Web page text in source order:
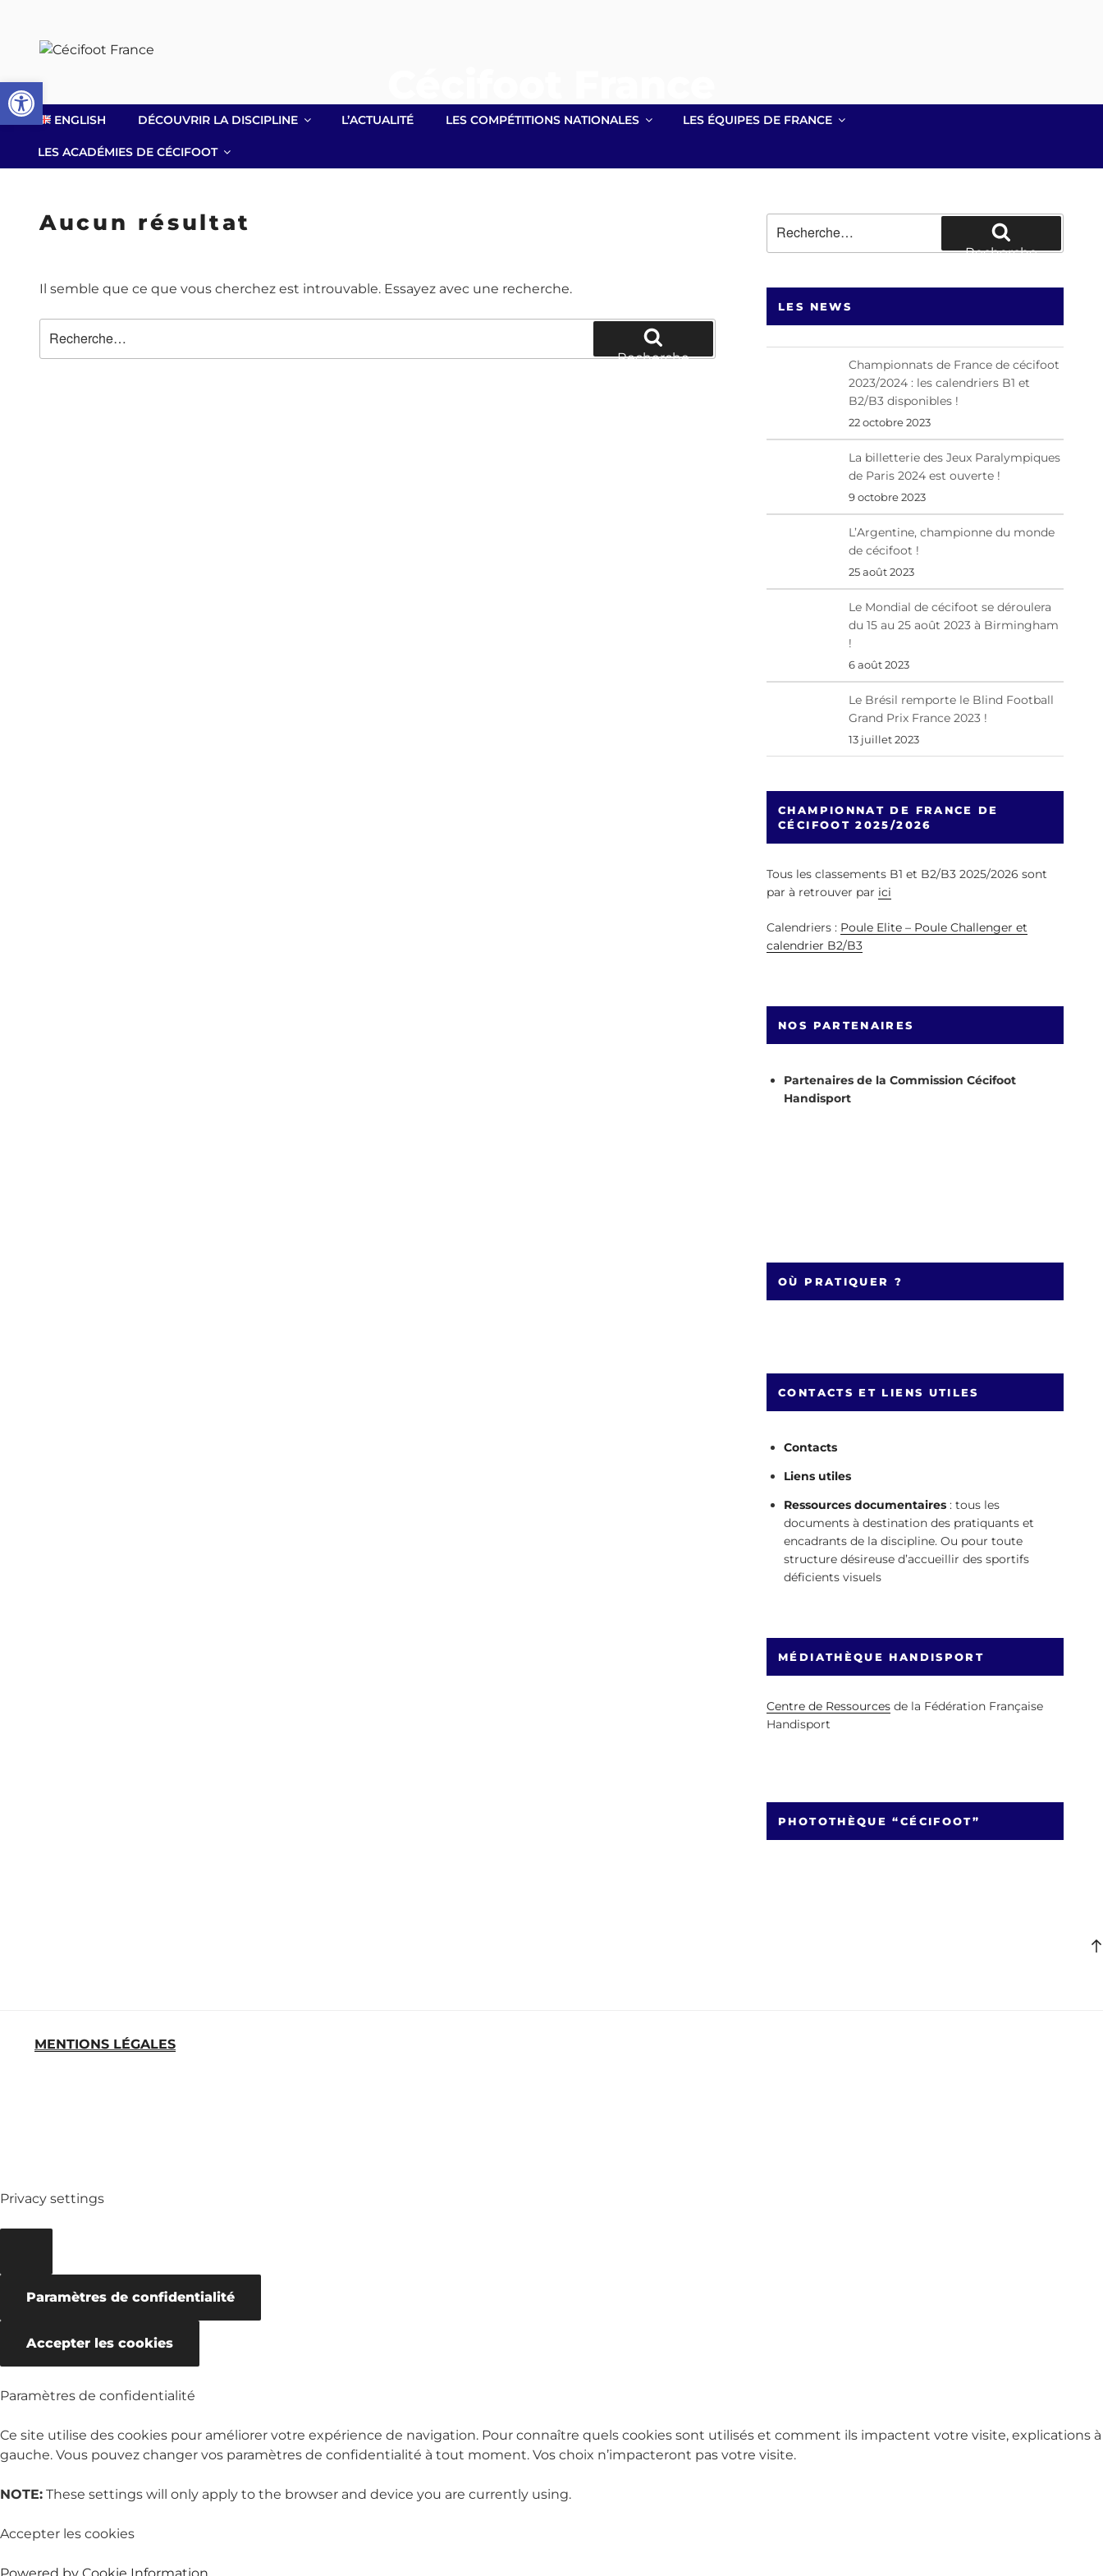
contenu
Site officiel lié à la Fédération Française Handisport
ENGLISH DÉCOUVRIR LA DISCIPLINE L’ACTUALITÉ LES COMPÉTITIONS NATIONALES LES ÉQUIPES DE FRANCE
LES ACADÉMIES DE CÉCIFOOT
Aucun résultat
Il semble que ce que vous cherchez est introuvable. Essayez avec une recherche.
pour
Recherche
pour
:
Recherche
LES NEWS
Championnats de France de cécifoot
2023/2024 : les calendriers B1 et
B2/B3 disponibles !
22 octobre 2023
La billetterie des Jeux Paralympiques
de Paris 2024 est ouverte !
9 octobre 2023
L’Argentine, championne du monde
de cécifoot !
25 août 2023
Le Mondial de cécifoot se déroulera
du 15 au 25 août 2023 à Birmingham
!
6 août 2023
Le Brésil remporte le Blind Football
Grand Prix France 2023 !
13 juillet 2023
CHAMPIONNAT DE FRANCE DE
CÉCIFOOT 2025/2026
Tous les classements B1 et B2/B3 2025/2026 sont
par à retrouver par ici
Calendriers : Poule Elite – Poule Challenger et
calendrier B2/B3
NOS PARTENAIRES
Partenaires de la Commission Cécifoot
Handisport
OÙ PRATIQUER ?
CONTACTS ET LIENS UTILES
Contacts
Liens utiles
Ressources documentaires : tous les
documents à destination des pratiquants et
encadrants de la discipline. Ou pour toute
structure désireuse d’accueillir des sportifs
déficients visuels
MÉDIATHÈQUE HANDISPORT
Centre de Ressources de la Fédération Française
Handisport
PHOTOTHÈQUE “CÉCIFOOT”
MENTIONS LÉGALES
Ouvrir la barre d’outils
Privacy settings
Paramètres de confidentialité
Accepter les cookies
Paramètres de confidentialité
Ce site utilise des cookies pour améliorer votre expérience de navigation. Pour connaître quels cookies sont utilisés et comment ils impactent votre visite, explications à
gauche. Vous pouvez changer vos paramètres de confidentialité à tout moment. Vos choix n’impacteront pas votre visite.
NOTE: These settings will only apply to the browser and device you are currently using.
Accepter les cookies